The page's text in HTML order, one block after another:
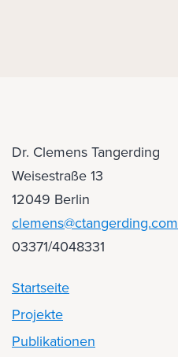
Dr. Clemens Tangerding
Weisestraße 13
12049 Berlin
clemens@ctangerding.com
03371/4048331
Startseite
Projekte
Publikationen